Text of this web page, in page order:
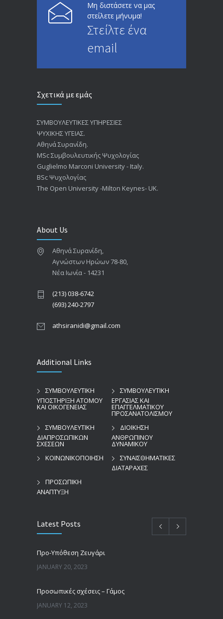
Μη διστάσετε να μας
στείλετε μήνυμα!
Στείλτε ένα
email
Σχετικά με εμάς
ΣΥΜΒΟΥΛΕΥΤΙΚΕΣ ΥΠΗΡΕΣΙΕΣ
ΨΥΧΙΚΗΣ ΥΓΕΙΑΣ.
Αθηνά Συρανίδη.
ΜSc Συμβουλευτικής Ψυχολογίας
Guglielmo Marconi University - Italy.
BSc Ψυχολογίας
The Open University -Milton Keynes- UK.
About Us
Αθηνά Συρανίδη,
Αγνώστων Ηρώων 78-80,
Νέα Ιωνία - 14231
(213) 038-6742
(693) 240-2797
athsiranidi@gmail.com
Additional Links
ΣΥΜΒΟΥΛΕΥΤΙΚΗ
ΥΠΟΣΤΗΡΙΞΗ ΑΤΟΜΟΥ
ΚΑΙ ΟΙΚΟΓΕΝΕΙΑΣ
ΣΥΜΒΟΥΛΕΥΤΙΚΗ
ΕΡΓΑΣΙΑΣ ΚΑΙ
ΕΠΑΓΓΕΛΜΑΤΙΚΟΥ
ΠΡΟΣΑΝΑΤΟΛΙΣΜΟΥ
ΣΥΜΒΟΥΛΕΥΤΙΚΗ
ΔΙΑΠΡΟΣΩΠΙΚΩΝ
ΣΧΕΣΕΩΝ
ΔΙΟΙΚΗΣΗ
ΑΝΘΡΩΠΙΝΟΥ
ΔΥΝΑΜΙΚΟΥ
ΚΟΙΝΩΝΙΚΟΠΟΙΗΣΗ
ΣΥΝΑΙΣΘΗΜΑΤΙΚΕΣ
ΔΙΑΤΑΡΑΧΕΣ
ΠΡΟΣΩΠΙΚΗ
ΑΝΑΠΤΥΞΗ
Latest Posts
Προ-Υπόθεση Ζευγάρι
JANUARY 20, 2023
Προσωπικές σχέσεις – Γάμος
JANUARY 12, 2023